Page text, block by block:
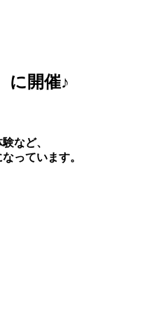
に開催♪
など、
っています。